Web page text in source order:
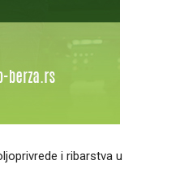
i ribarstva u